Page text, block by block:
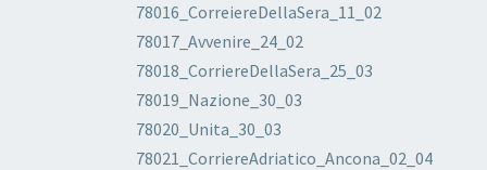
78016_CorreiereDellaSera_11_02
78017_Avvenire_24_02
78018_CorriereDellaSera_25_03
78019_Nazione_30_03
78020_Unita_30_03
78021_CorriereAdriatico_Ancona_02_04